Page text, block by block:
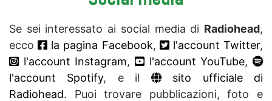
Se sei interessato ai social media di Radiohead,
ecco
la pagina Facebook, l'account Twitter,
l'account Instagram, l'account YouTube,
l'account Spotify, e il
sito ufficiale di
Radiohead. Puoi trovare pubblicazioni, foto e